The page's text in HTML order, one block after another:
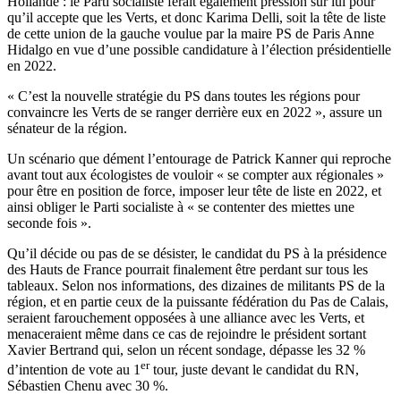
qu’il accepte que les Verts, et donc Karima Delli, soit la tête de liste
de cette union de la gauche voulue par la maire PS de Paris Anne
Hidalgo en vue d’une possible candidature à l’élection présidentielle
en 2022.
« C’est la nouvelle stratégie du PS dans toutes les régions pour
convaincre les Verts de se ranger derrière eux en 2022 », assure un
sénateur de la région.
Un scénario que dément l’entourage de Patrick Kanner qui reproche
avant tout aux écologistes de vouloir « se compter aux régionales »
pour être en position de force, imposer leur tête de liste en 2022, et
ainsi obliger le Parti socialiste à « se contenter des miettes une
seconde fois ».
Qu’il décide ou pas de se désister, le candidat du PS à la présidence
des Hauts de France pourrait finalement être perdant sur tous les
tableaux. Selon nos informations, des dizaines de militants PS de la
région, et en partie ceux de la puissante fédération du Pas de Calais,
seraient farouchement opposées à une alliance avec les Verts, et
menaceraient même dans ce cas de rejoindre le président sortant
Xavier Bertrand qui, selon un récent sondage, dépasse les 32 %
d’intention de vote au 1 ertour, juste devant le candidat du RN,
Sébastien Chenu avec 30 %.